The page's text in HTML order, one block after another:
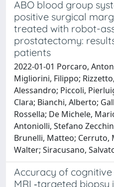
ABO blood group
positive surgical
treated with robot-
prostatectomy:
patients
2022-01-01 Porcaro,
Migliorini, Filippo;
Alessandro; Piccoli,
Clara; Bianchi, Alberto;
Rossella; De Michele,
Antoniolli, Stefano
Brunelli, Matteo; Cerruto,
Walter; Siracusano,
Accuracy of
MRI ‐targeted